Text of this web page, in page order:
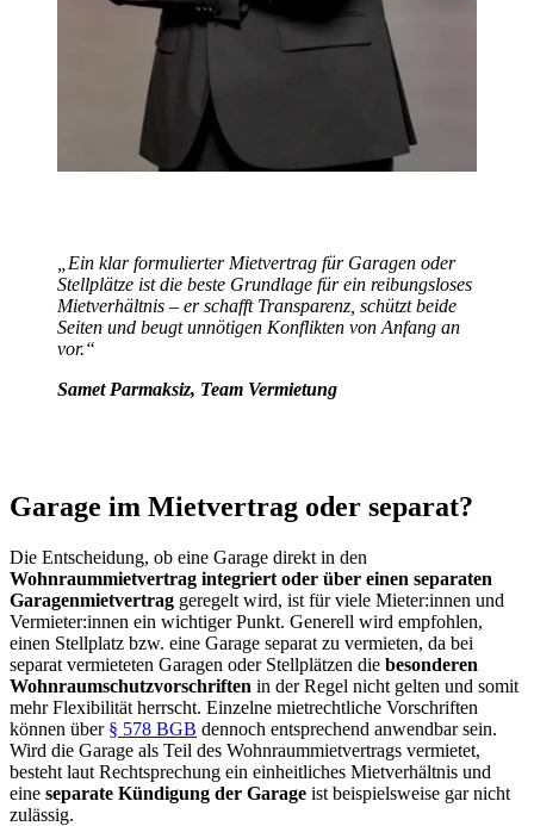
„Ein klar formulierter Mietvertrag für Garagen oder
Stellplätze ist die beste Grundlage für ein reibungsloses
Mietverhältnis – er schafft Transparenz, schützt beide
Seiten und beugt unnötigen Konflikten von Anfang an
vor.“
Samet Parmaksiz, Team Vermietung
Garage im Mietvertrag oder separat?
Die Entscheidung, ob eine Garage direkt in den
Wohnraummietvertrag integriert oder über einen separaten
Garagenmietvertrag geregelt wird, ist für viele Mieter:innen und
Vermieter:innen ein wichtiger Punkt. Generell wird empfohlen,
einen Stellplatz bzw. eine Garage separat zu vermieten, da bei
separat vermieteten Garagen oder Stellplätzen die besonderen
Wohnraumschutzvorschriften in der Regel nicht gelten und somit
mehr Flexibilität herrscht. Einzelne mietrechtliche Vorschriften
können über § 578 BGB dennoch entsprechend anwendbar sein.
Wird die Garage als Teil des Wohnraummietvertrags vermietet,
besteht laut Rechtsprechung ein einheitliches Mietverhältnis und
eine separate Kündigung der Garage ist beispielsweise gar nicht
zulässig.